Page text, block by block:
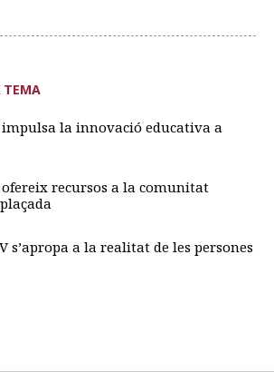
TEMA
impulsa la innovació educativa a
recursos a la comunitat
s’apropa a la realitat de les persones